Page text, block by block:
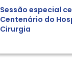
Sessão especial
Centenário do
Cirurgia